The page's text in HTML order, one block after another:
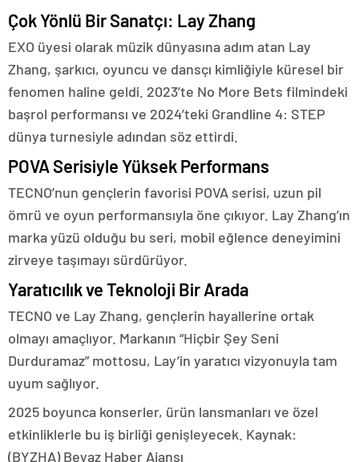
Çok Yönlü Bir Sanatçı: Lay Zhang
EXO üyesi olarak müzik dünyasına adım atan Lay
Zhang, şarkıcı, oyuncu ve dansçı kimliğiyle küresel bir
fenomen haline geldi. 2023’te No More Bets filmindeki
başrol performansı ve 2024’teki Grandline 4: STEP
dünya turnesiyle adından söz ettirdi.
POVA Serisiyle Yüksek Performans
TECNO’nun gençlerin favorisi POVA serisi, uzun pil
ömrü ve oyun performansıyla öne çıkıyor. Lay Zhang’ın
marka yüzü olduğu bu seri, mobil eğlence deneyimini
zirveye taşımayı sürdürüyor.
Yaratıcılık ve Teknoloji Bir Arada
TECNO ve Lay Zhang, gençlerin hayallerine ortak
olmayı amaçlıyor. Markanın “Hiçbir Şey Seni
Durduramaz” mottosu, Lay’in yaratıcı vizyonuyla tam
uyum sağlıyor.
2025 boyunca konserler, ürün lansmanları ve özel
etkinliklerle bu iş birliği genişleyecek. Kaynak:
(BYZHA) Beyaz Haber Ajansı